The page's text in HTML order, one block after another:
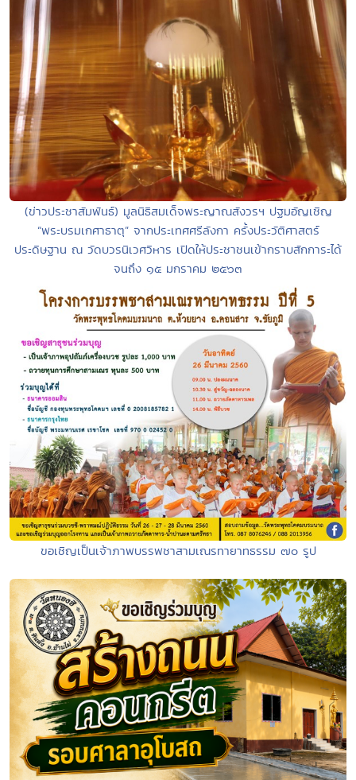
(ข่าวประชาสัมพันธ์) มูลนิธิสมเด็จพระญาณสังวรฯ ปฐมอัญเชิญ
“พระบรมเกศาธาตุ” จากประเทศศรีลังกา ครั้งประวัติศาสตร์
ประดิษฐาน ณ วัดบวรนิเวศวิหาร เปิดให้ประชาชนเข้ากราบสักการะได้
จนถึง ๑๕ มกราคม ๒๕๖๓
ขอเชิญเป็นเจ้าภาพบรรพชาสามเณรทายาทธรรม ๗๐ รูป